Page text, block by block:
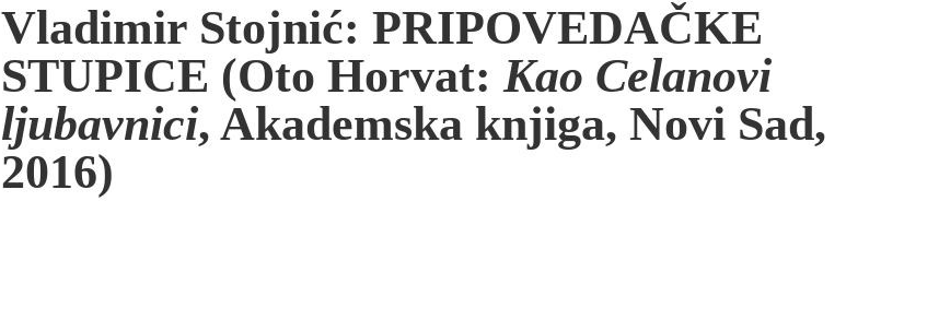
Vladimir Stojnić: PRIPOVEDAČKE
STUPICE (Oto Horvat:Kao Celanovi
ljubavnici, Akademska knjiga, Novi Sad,
2016)